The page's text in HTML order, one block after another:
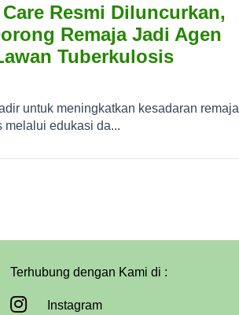
Resmi Diluncurkan,
Remaja Jadi Agen
Tuberkulosis
untuk meningkatkan kesadaran remaja
melalui edukasi da...
Terhubung dengan Kami di :
 Instagram